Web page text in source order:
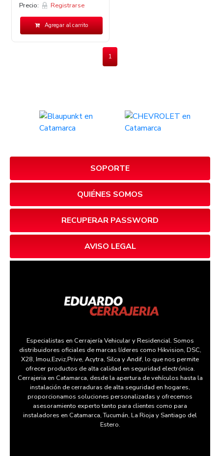
Precio: Registrarse
Agregar al carrito
1
SOPORTE
QUIÉNES SOMOS
RECUPERAR PASSWORD
AVISO LEGAL
Especialistas en Cerrajería Vehicular y Residencial. Somos
distribuidores oficiales de marcas líderes como Hikvision, DSC,
X28, Imou,Ezviz,Prive, Acytra, Silca y Andif, lo que nos permite
ofrecer productos de alta calidad en seguridad electrónica.
Cerrajeria en Catamarca, desde la apertura de vehículos hasta la
instalación de cerraduras de alta seguridad en hogares,
proporcionamos soluciones personalizadas y ofrecemos
asesoramiento experto tanto para clientes como para
instaladores en Catamarca, Tucumán, La Rioja y Santiago del
Estero.